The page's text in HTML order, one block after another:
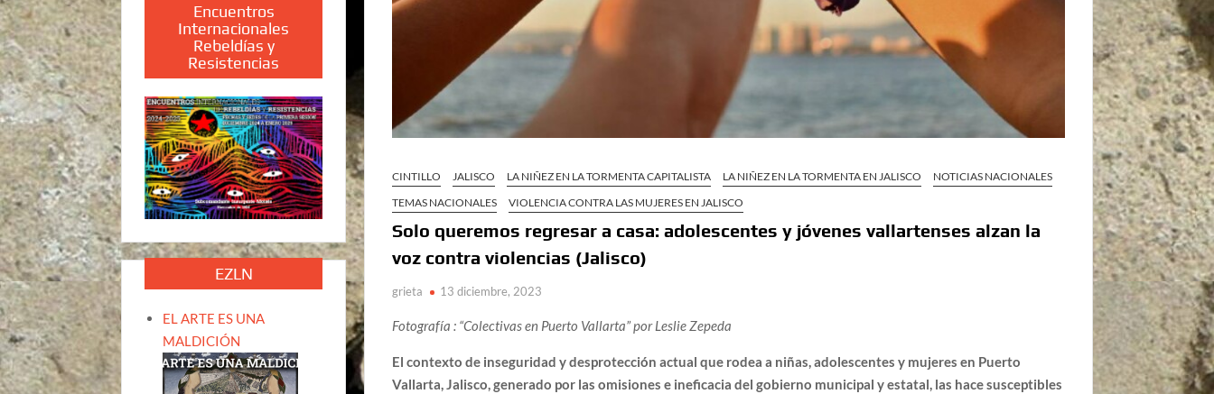
CINTILLO JALISCO LA NIÑEZ EN LA TORMENTA CAPITALISTA LA NIÑEZ EN LA TORMENTA EN JALISCO
NOTICIAS NACIONALES
TEMAS NACIONALES
VIOLENCIA CONTRA LAS MUJERES EN JALISCO
Solo queremos regresar a casa: adolescentes y jóvenes vallartenses alzan la
voz contra violencias (Jalisco)
grieta 13 diciembre, 2023
Fotografía : “Colectivas en Puerto Vallarta” por Leslie Zepeda
El contexto de inseguridad y desprotección actual que rodea a niñas, adolescentes y mujeres en Puerto
Vallarta, Jalisco, generado por las omisiones e ineficacia del gobierno municipal y estatal, las hace susceptibles
Encuentros
Internacionales
Rebeldías y
Resistencias
EZLN
EL ARTE ES UNA
MALDICIÓN